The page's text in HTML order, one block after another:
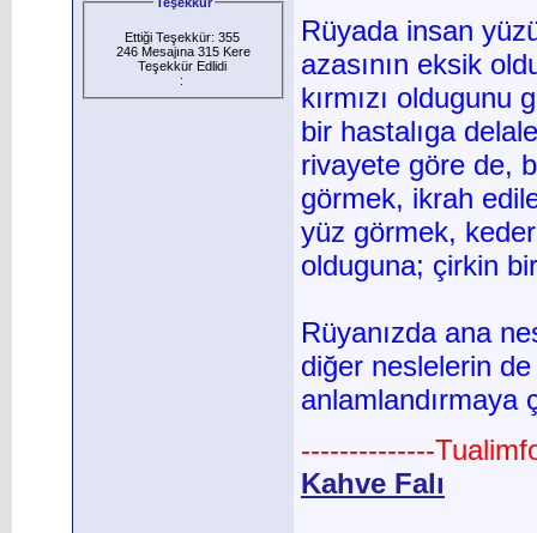
Ettiği Teşekkür: 355
246 Mesajına 315 Kere
Teşekkür Edlidi
:
Rüyada insan
azasının eksik
kırmızı
bir hastalıga
rivayete göre de,
görmek, ikrah
yüz görmek,
olduguna; çirkin
Rüyanızda ana
diğer neslelerin
anlamlandırmaya
--------------
Kahve Falı